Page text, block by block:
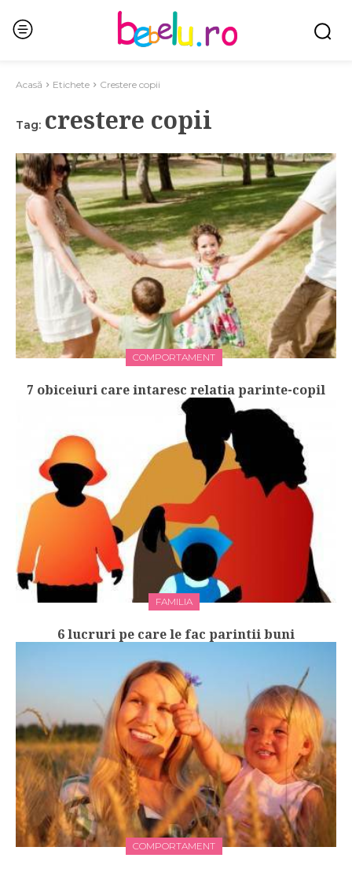
Acasă Etichete Crestere copii
Tag: crestere copii
COMPORTAMENT
7 obiceiuri care intaresc relatia parinte-copil
FAMILIA
6 lucruri pe care le fac parintii buni
COMPORTAMENT